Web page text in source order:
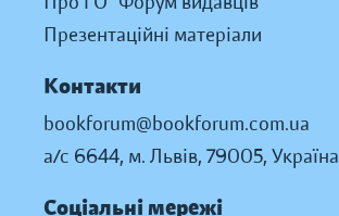
Презентаційні матеріали
Контакти
bookforum@bookforum.com.ua
а/с 6644, м. Львів, 79005, Україна
Соціальні мережі